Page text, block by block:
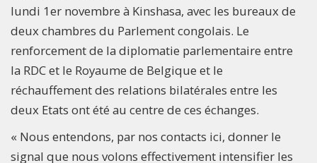
lundi 1er novembre à Kinshasa, avec les bureaux de
deux chambres du Parlement congolais. Le
renforcement de la diplomatie parlementaire entre
la RDC et le Royaume de Belgique et le
réchauffement des relations bilatérales entre les
deux Etats ont été au centre de ces échanges.
« Nous entendons, par nos contacts ici, donner le
signal que nous volons effectivement intensifier les